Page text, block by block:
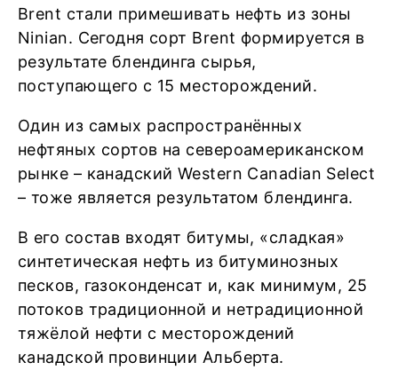
Brent стали примешивать нефть из зоны
Ninian. Сегодня сорт Brent формируется в
результате блендинга сырья,
поступающего с 15 месторождений.
Один из самых распространённых
нефтяных сортов на североамериканском
рынке – канадский Western Canadian Select
– тоже является результатом блендинга.
В его состав входят битумы, «сладкая»
синтетическая нефть из битуминозных
песков, газоконденсат и, как минимум, 25
потоков традиционной и нетрадиционной
тяжёлой нефти с месторождений
канадской провинции Альберта.